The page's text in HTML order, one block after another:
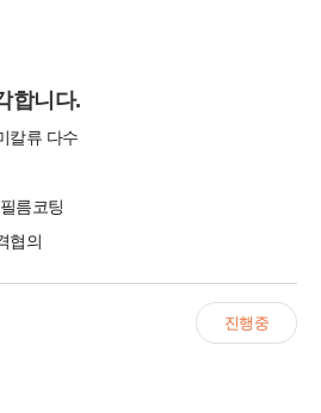
합니다.
칼류 다수
름코팅
협의
진행중